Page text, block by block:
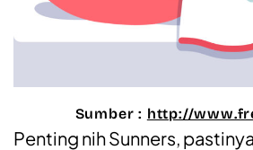
Sumber : http://
Penting nih Sunners,